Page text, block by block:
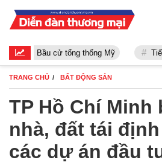
Bầu cử tổng thống Mỹ Tiến
TRANG CHỦ BẤT ĐỘNG SẢN
TP Hồ Chí Minh
nhà, đất tái
các dự án đầu